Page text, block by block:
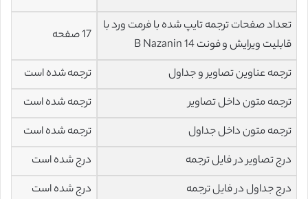
تعداد صفحات ترجمه تایپ شده با فرمت ورد با
قابلیت ویرایش و فونت 14 B Nazanin
17 صفحه
ترجمه عناوین تصاویر و جداول
ترجمه شده است
ترجمه متون داخل تصاویر
ترجمه شده است
ترجمه متون داخل جداول
ترجمه شده است
درج تصاویر در فایل ترجمه
درج شده است
درج جداول در فایل ترجمه
درج شده است